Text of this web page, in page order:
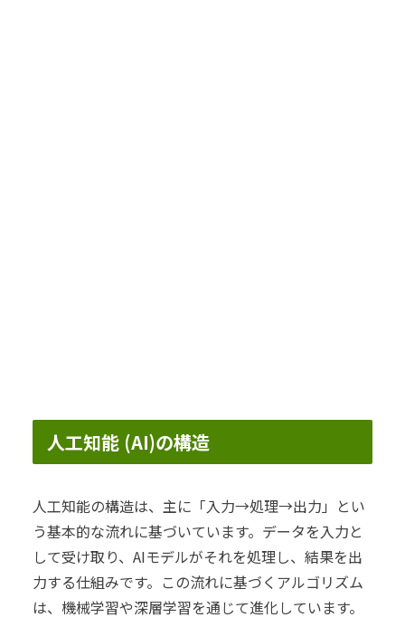
人工知能 (AI)の構造
人工知能の構造は、主に「入力→処理→出力」とい
う基本的な流れに基づいています。データを入力と
して受け取り、AIモデルがそれを処理し、結果を出
力する仕組みです。この流れに基づくアルゴリズム
は、機械学習や深層学習を通じて進化しています。